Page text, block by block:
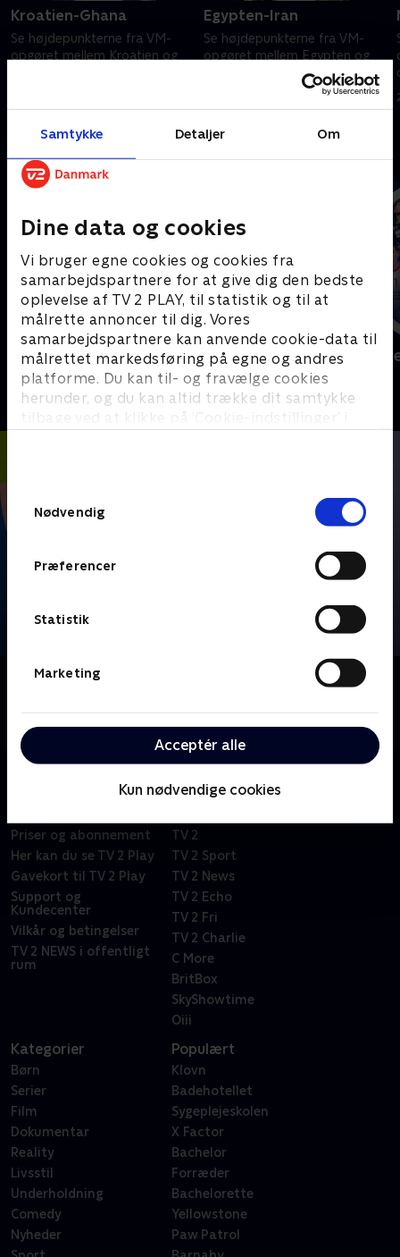
Samtykke Detaljer Om
Dine data og cookies
Vi bruger egne cookies og cookies fra
samarbejdspartnere for at give dig den bedste
oplevelse af TV 2 PLAY, til statistik og til at
målrette annoncer til dig. Vores
samarbejdspartnere kan anvende cookie-data til
målrettet markedsføring på egne og andres
platforme. Du kan til- og fravælge cookies
herunder, og du kan altid trække dit samtykke
tilbage ved at klikke på ’Cookie-indstillinger’ i
Nødvendig
Præferencer
Statistik
Marketing
Acceptér alle
Kun nødvendige cookies
Kroatien-Ghana
Se højdepunkterne fra VM-
opgøret mellem Kroatien og
Egypten-Iran
Se højdepunkterne fra VM-
opgøret mellem Egypten og
Andre så også
Sport Fokus
Sport Sport
Om FIFA VM 2026 - Højdepunkter
Mexico, USA og Canada.
Priser og abonnement
Her kan du se TV 2 Play
Gavekort til TV 2 Play
Support og
Kundecenter
Vilkår og betingelser
TV 2 NEWS i offentligt
rum
TV 2
TV 2 Sport
TV 2 News
TV 2 Echo
TV 2 Fri
TV 2 Charlie
C More
BritBox
SkyShowtime
Oiii
Kategorier
Børn
Serier
Film
Dokumentar
Reality
Livsstil
Underholdning
Comedy
Nyheder
Populært
Klovn
Badehotellet
Sygeplejeskolen
X Factor
Bachelor
Forræder
Bachelorette
Yellowstone
Paw Patrol